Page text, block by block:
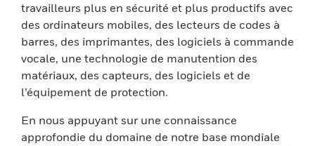
travailleurs plus en sécurité et plus productifs avec
des ordinateurs mobiles, des lecteurs de codes à
barres, des imprimantes, des logiciels à commande
vocale, une technologie de manutention des
matériaux, des capteurs, des logiciels et de
l’équipement de protection.
En nous appuyant sur une connaissance
approfondie du domaine de notre base mondiale